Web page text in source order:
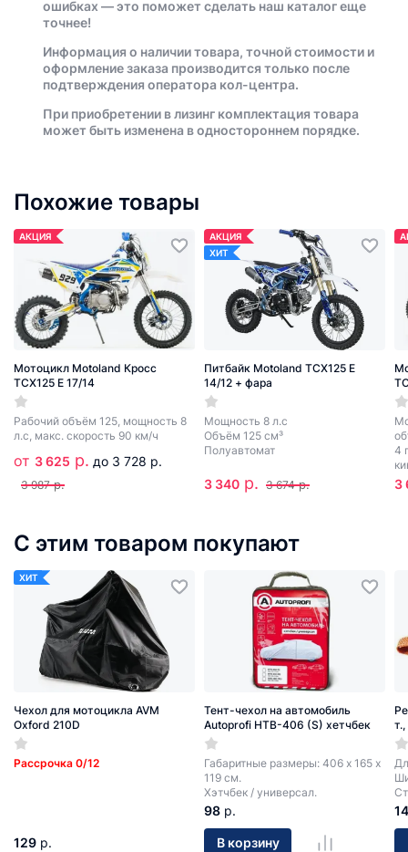
ошибках — это поможет сделать наш каталог еще
точнее!
Информация о наличии товара, точной стоимости и
оформление заказа производится только после
подтверждения оператора кол-центра.
При приобретении в лизинг комплектация товара
может быть изменена в одностороннем порядке.
Похожие товары
АКЦИЯ
Мотоцикл Motoland Кросс
TCX125 E 17/14
Рабочий объём 125, мощность 8
л.с, макс. скорость 90 км/ч
от 3 625 р. до 3 728 р.
3 987 р.
АКЦИЯ
ХИТ
Питбайк Motoland TCX125 E
14/12 + фара
Мощность 8 л.с
Объём 125 см³
Полуавтомат
3 340 р. 3 674 р.
4
3
С этим товаром покупают
ХИТ
Чехол для мотоцикла AVM
Oxford 210D
Рассрочка 0/12
129 р.
Тент-чехол на автомобиль
Autoprofi HTB-406 (S) хетчбек
Габаритные размеры: 406 х 165 х
119 см.
Хэтчбек / универсал.
98 р.
В корзину
14